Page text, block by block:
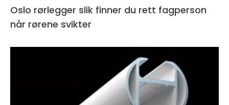
Oslo rørlegger slik finner du rett fagperson
når rørene svikter